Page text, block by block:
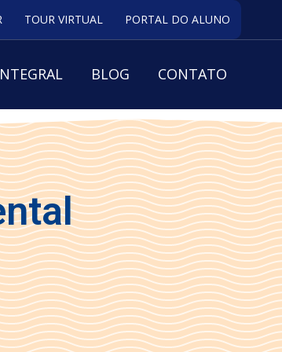
TOUR VIRTUAL PORTAL DO ALUNO
BLOG CONTATO